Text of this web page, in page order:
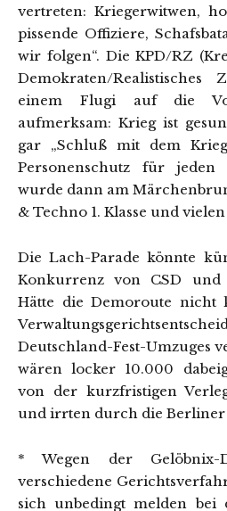
vertreten: Kriegerwitwen,
pissende Offiziere,
wir folgen“. Die KPD/RZ
Demokraten/
einem Flugi auf die
aufmerksam: Krieg ist
gar „Schluß mit dem
Personenschutz für jeden
wurde dann am
& Techno 1. Klasse und
Die Lach-Parade könnte
Konkurrenz von CSD und
Hätte die Demoroute nicht
Deutschland-Fest-Umzuges
wären locker 10.000
von der kurzfristigen
und irrten durch die Berliner
* Wegen der Gelöbnix-
verschiedene
sich unbedingt melden bei